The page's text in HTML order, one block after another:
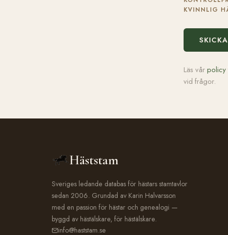
KVINNLIG
Läs vårpolicy
vid frågor.
Häststam
Sveriges ledande databas för hästars stamtavlor
sedan 2006. Grundad av Karin Halvarsson
med en passion för hästar och genealogi —
byggd av hästälskare, för hästälskare.
info@haststam.se